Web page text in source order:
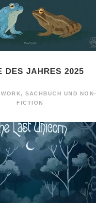
DES JAHRES 2025
, SACHBUCH UND NON-
FICTION